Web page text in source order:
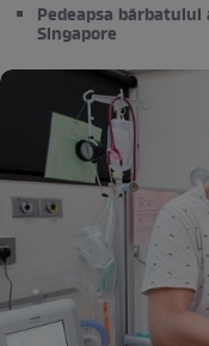
Pedeapsa
Singapore